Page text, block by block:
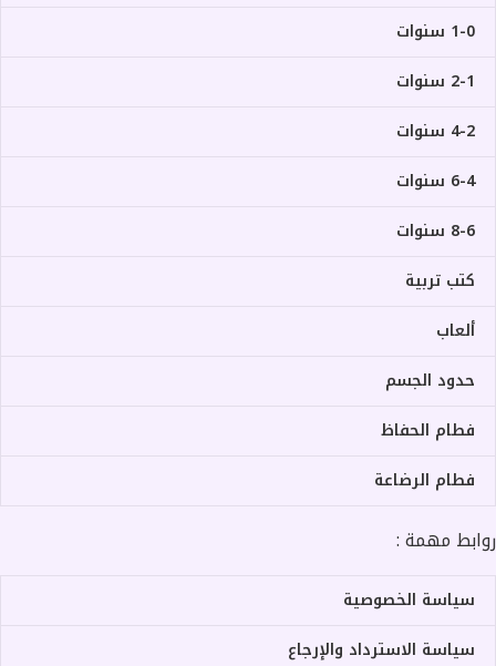
1-0 سنوات
2-1 سنوات
4-2 سنوات
6-4 سنوات
8-6 سنوات
كتب تربية
ألعاب
حدود الجسم
فطام الحفاظ
فطام الرضاعة
روابط مهمة :
سياسة الخصوصية
سياسة الاسترداد والإرجاع